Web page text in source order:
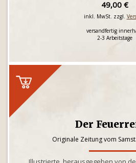
49,00 €
inkl. MwSt. zzgl.
versandfertig
2-3 Arbeitstage
Der
Originale Zeitung vom